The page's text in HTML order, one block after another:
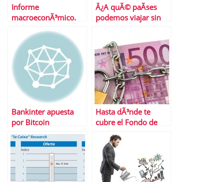
Informe
macroeconÃ³mico.
de 2014
Â¿A quÃ© paÃ­ses
podemos viajar sin
Bankinter apuesta
por Bitcoin
Hasta dÃ³nde te
cubre el Fondo de
GarantÃ­a de
DepÃ³sitos